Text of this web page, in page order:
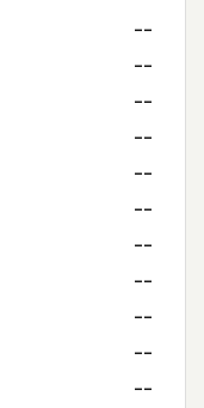
--
--
--
--
--
--
--
--
--
--
--